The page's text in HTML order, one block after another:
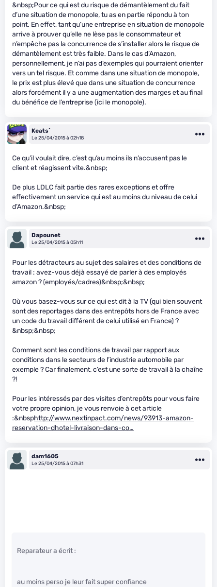
&nbsp;Pour ce qui est du risque de démantèlement du fait
d’une situation de monopole, tu as en partie répondu à ton
point. En effet, tant qu’une entreprise en situation de monopole
arrive à prouver qu’elle ne lèse pas le consommateur et
n’empêche pas la concurrence de s’installer alors le risque de
démantèlement est très faible. Dans le cas d’Amazon,
personnellement, je n’ai pas d’exemples qui pourraient orienter
vers un tel risque. Et comme dans une situation de monopole,
le prix est plus élevé que dans une situation de concurrence
alors forcément il y a une augmentation des marges et au final
du bénéfice de l’entreprise (ici le monopole).
Keats`
Le 25/04/2015 à 02h18
Ce qu’il voulait dire, c’est qu’au moins ils n’accusent pas le
client et réagissent vite.&nbsp;
De plus LDLC fait partie des rares exceptions et offre
effectivement un service qui est au moins du niveau de celui
d’Amazon.&nbsp;
Dapounet
Le 25/04/2015 à 05h11
Pour les détracteurs au sujet des salaires et des conditions de
travail : avez-vous déjà essayé de parler à des employés
amazon ? (employés/cadres)&nbsp;&nbsp;
Où vous basez-vous sur ce qui est dit à la TV (qui bien souvent
sont des reportages dans des entrepôts hors de France avec
un code du travail différent de celui utilisé en France) ?
&nbsp;&nbsp;
Comment sont les conditions de travail par rapport aux
conditions dans le secteurs de l’industrie automobile par
exemple ? Car finalement, c’est une sorte de travail à la chaîne
?!
Pour les intéressés par des visites d’entrepôts pour vous faire
votre propre opinion, je vous renvoie à cet article
:&nbsphttp://www.nextinpact.com/news/93913-amazon-
reservation-dhotel-livraison-dans-co…
dam1605
Le 25/04/2015 à 07h31
Reparateur a écrit :
au moins perso je leur fait super confiance